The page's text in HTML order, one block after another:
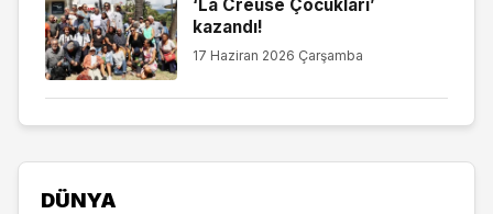
‘La Creuse Çocukları’
kazandı!
17 Haziran 2026 Çarşamba
DÜNYA